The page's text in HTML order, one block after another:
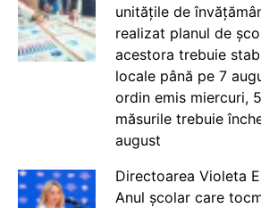
unitățile de
realizat planul de
acestora trebuie
locale până pe 7
ordin emis miercuri,
măsurile trebuie
august
Directoarea Violeta
Anul școlar care